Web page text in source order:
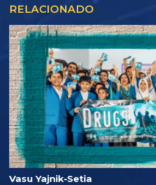
RELACIONADO
Vasu Yajnik‑Setia